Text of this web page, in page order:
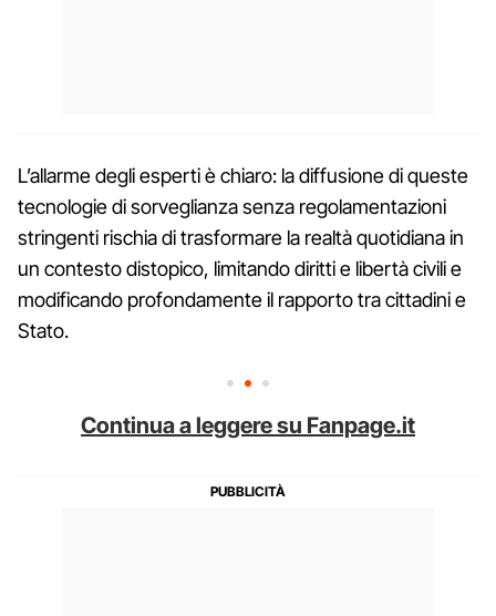
L’allarme degli esperti è chiaro: la diffusione di queste
tecnologie di sorveglianza senza regolamentazioni
stringenti rischia di trasformare la realtà quotidiana in
un contesto distopico, limitando diritti e libertà civili e
modificando profondamente il rapporto tra cittadini e
Stato.
Continua a leggere su Fanpage.it